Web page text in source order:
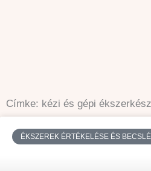
Címke: kézi és gépi
ÉKSZEREK ÉRTÉKELÉSE ÉS